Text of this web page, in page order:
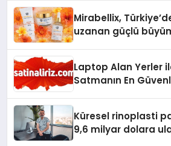
Mirabellix,
uzanan güçlü
Laptop Alan Yerler
Satmanın En
Küresel rinoplasti
9,6 milyar dolara